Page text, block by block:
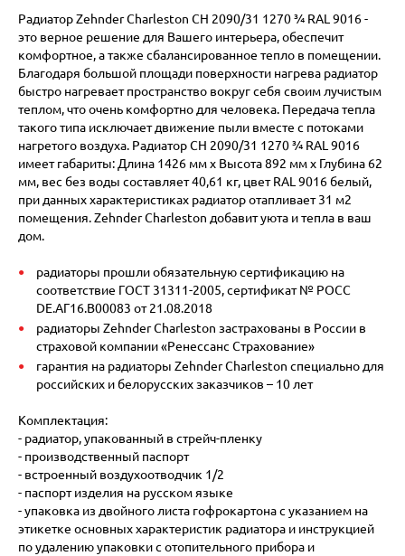
Радиатор Zehnder Charleston CH 2090/31 1270 ¾ RAL 9016 -
это верное решение для Вашего интерьера, обеспечит
комфортное, а также сбалансированное тепло в помещении.
Благодаря большой площади поверхности нагрева радиатор
быстро нагревает пространство вокруг себя своим лучистым
теплом, что очень комфортно для человека. Передача тепла
такого типа исключает движение пыли вместе с потоками
нагретого воздуха. Радиатор CH 2090/31 1270 ¾ RAL 9016
имеет габариты: Длина 1426 мм х Высота 892 мм х Глубина 62
мм, вес без воды составляет 40,61 кг, цвет RAL 9016 белый,
при данных характеристиках радиатор отапливает 31 м2
помещения. Zehnder Charleston добавит уюта и тепла в ваш
дом.
радиаторы прошли обязательную сертификацию на
соответствие ГОСТ 31311-2005, сертификат № POCC
DE.АГ16.В00083 от 21.08.2018
радиаторы Zehnder Charleston застрахованы в России в
страховой компании «Ренессанс Страхование»
гарантия на радиаторы Zehnder Charleston специально для
российских и белорусских заказчиков – 10 лет
Комплектация:
- радиатор, упакованный в стрейч-пленку
- производственный паспорт
- встроенный воздухоотводчик 1/2
- паспорт изделия на русском языке
- упаковка из двойного листа гофрокартона с указанием на
этикетке основных характеристик радиатора и инструкцией
по удалению упаковки с отопительного прибора и